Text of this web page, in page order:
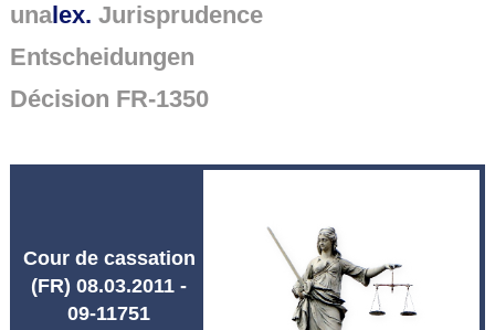
Textes législatifs
Jurisprudence
unalex. Jurisprudence
Entscheidungen
Décision FR-1350
Cour de cassation
(FR) 08.03.2011 -
09-11751